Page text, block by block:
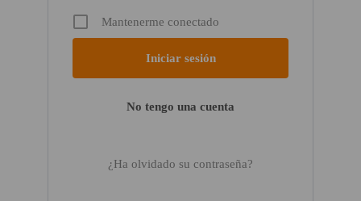
Mantenerme conectado
No tengo una cuenta
¿Ha olvidado su contraseña?